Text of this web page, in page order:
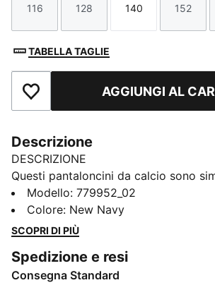
Taglia
116
Taglia
128
Taglia
140
Taglia
152
TABELLA TAGLIE
Aggiungi ai PreferitiAGGIUNGI AL
Descrizione
DESCRIZIONE
Questi pantaloncini da calcio sono
indossati dai giocatori durante la
Realizzati con tessuti leggeri e
massimo comfort e libertà di
uniscono funzionalità e stile,
vestibilità perfetta per l'azione in
Modello: 779952_02
Colore: New Navy
SCOPRI DI PIÙ
Spedizione e resi
Consegna Standard